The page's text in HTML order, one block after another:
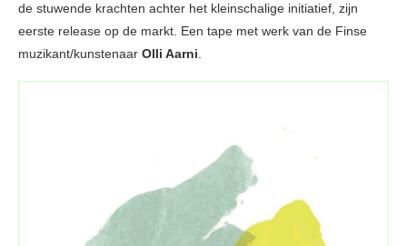
de stuwende krachten achter het kleinschalige initiatief, zijn
eerste release op de markt. Een tape met werk van de Finse
muzikant/kunstenaar Olli Aarni.